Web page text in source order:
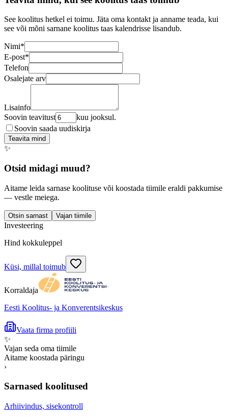
See koolitus hetkel ei toimu. Jäta oma kontakt ja anname teada, kui
see või mõni sarnane koolitus taas kalendrisse lisandub.
Nimi*
E-post*
Telefon
Osalejate arv
Lisainfo
Soovin teavitust
kuu jooksul.
Soovin saada uudiskirja
Teavita mind
✨
Otsid midagi muud?
Aitame leida sarnase koolituse või koostada tiimile eraldi pakkumise
— vestle meiega.
Otsin sarnast Vajan tiimile
Investeering
Hind kokkuleppel
Küsi, millal toimub
Korraldaja
Eesti Koolitus- ja Konverentsikeskus
Vaata firma profiili
✨
Vajan seda oma tiimile
Aitame koostada päringu
›
Sarnased koolitused
Arhiivindus, sisekontroll